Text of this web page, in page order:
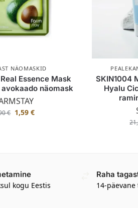
NÄOMASKID
Essence Mask
näomask
€ 1,59€
SKIN1004
Hyalu
kogu Eestis
Raha
14-